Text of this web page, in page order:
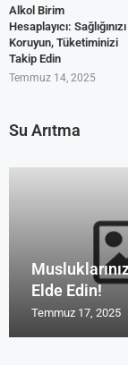
Alkol Birim
Hesaplayıcı: Sağlığınızı
Koruyun, Tüketiminizi
Takip Edin
Temmuz 14, 2025
Su Arıtma
Elde Edin!
Temmuz 17, 2025